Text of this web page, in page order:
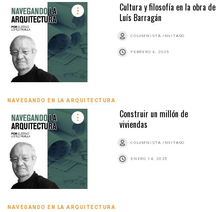
Cultura y filosofía en la obra de
Luís Barragán
COLUMNISTA INVITADO
FEBRERO 4, 2025
NAVEGANDO EN LA ARQUITECTURA
Construir un millón de
viviendas
COLUMNISTA INVITADO
ENERO 14, 2025
NAVEGANDO EN LA ARQUITECTURA